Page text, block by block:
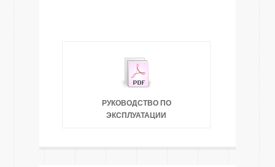
РУКОВОДСТВО ПО
ЭКСПЛУАТАЦИИ